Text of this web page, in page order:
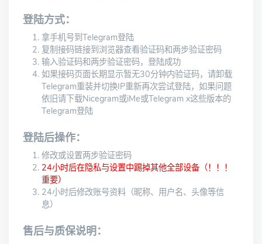
登陆方式：
拿手机号到Telegram登陆
复制接码链接到浏览器查看验证码和两步验证密码
输入验证码和两步验证密码，登陆成功
如果接码页面长期显示暂无30分钟内验证码，请卸载
Telegram重装并切换IP重新再次尝试登陆，如果问题
依旧请下载Nicegram或iMe或Telegram x这些版本的
Telegram登陆
登陆后操作：
修改或设置两步验证密码
24小时后在隐私与设置中踢掉其他全部设备（！！！
重要）
24小时后修改账号资料（昵称、用户名、头像等信
息）
售后与质保说明：